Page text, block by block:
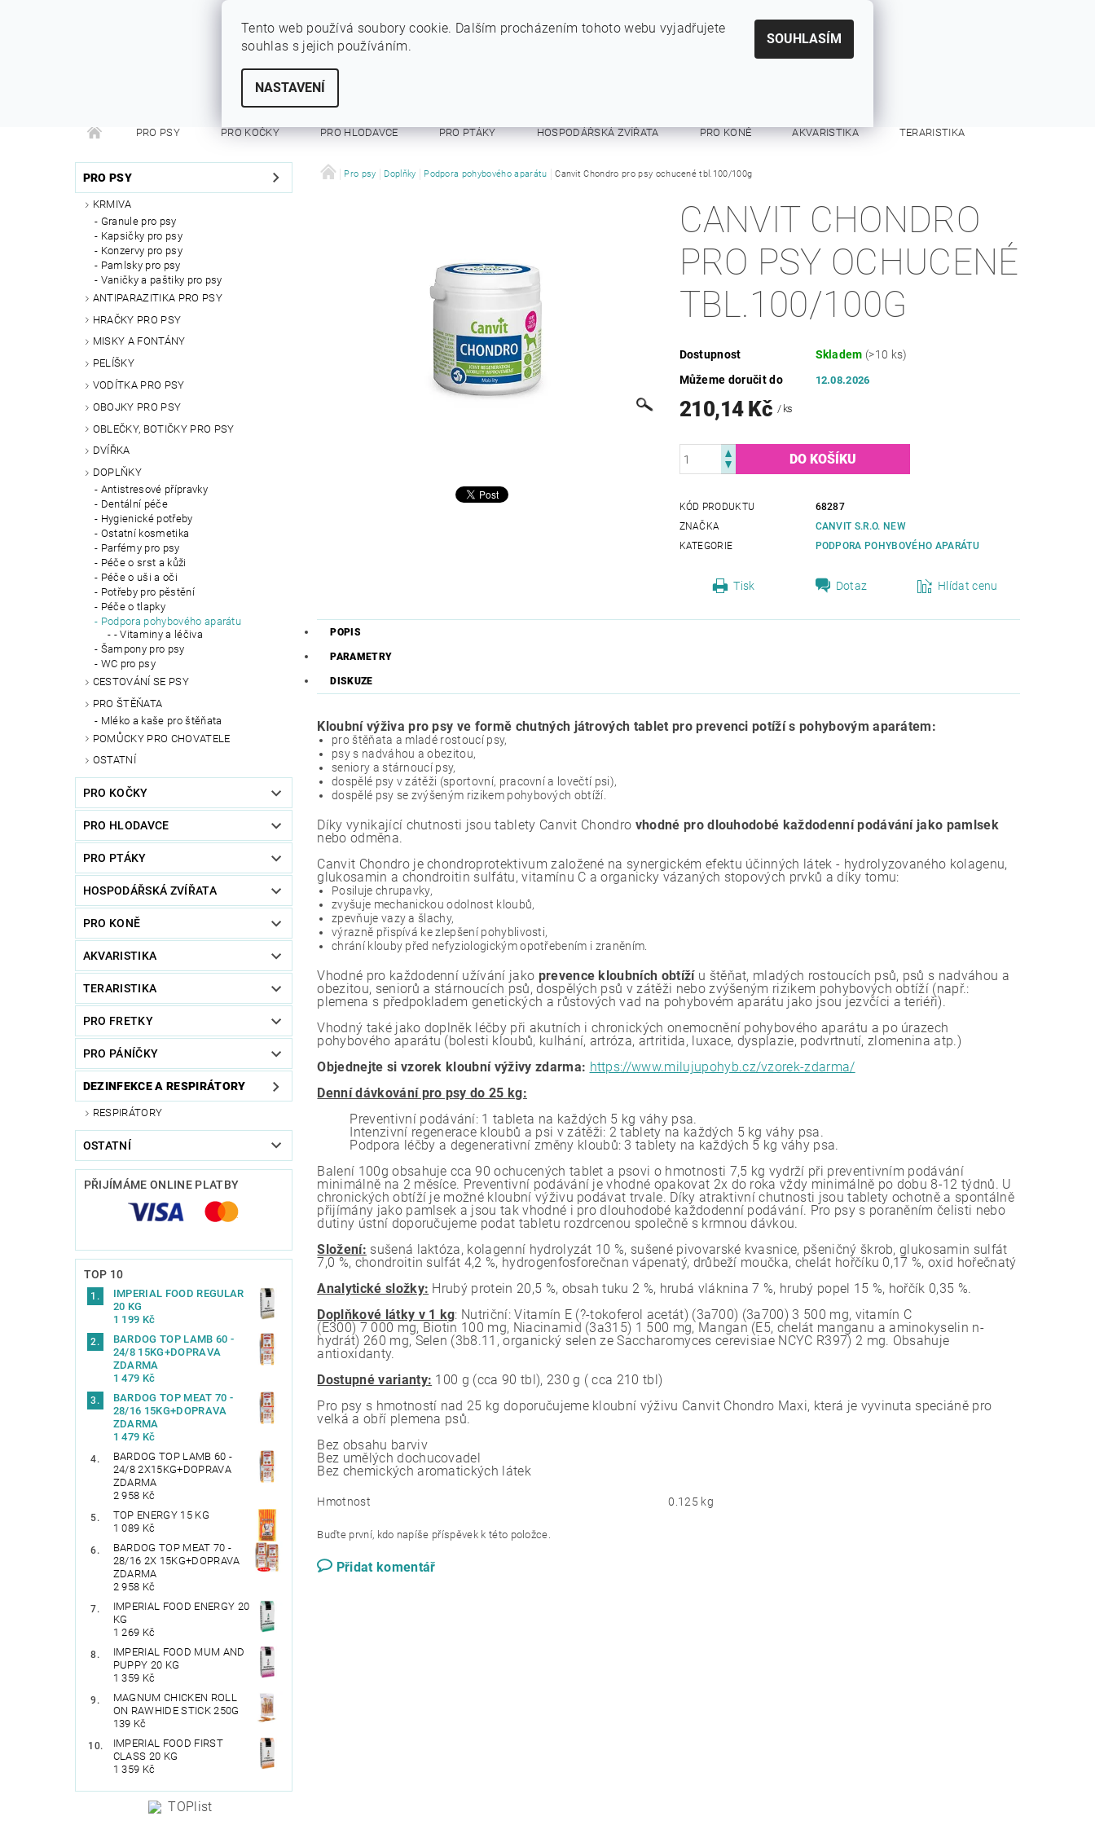
PRO PSY PRO KOČKY PRO HLODAVCE PRO PTÁKY HOSPODÁŘSKÁ ZVÍŘATA PRO KONĚ AKVARISTIKA TERARISTIKA
PRO FRETKY DEZINFEKCE A RESPIRÁTORY OSTATNÍ OBCHODNÍ PODMÍNKY KONTAKTY
PRO PSY
KRMIVA
Granule pro psy
Kapsičky pro psy
Konzervy pro psy
Pamlsky pro psy
Vaničky a paštiky pro psy
ANTIPARAZITIKA PRO PSY
HRAČKY PRO PSY
MISKY A FONTÁNY
PELÍŠKY
VODÍTKA PRO PSY
OBOJKY PRO PSY
OBLEČKY, BOTIČKY PRO PSY
DVÍŘKA
DOPLŇKY
Antistresové přípravky
Dentální péče
Hygienické potřeby
Ostatní kosmetika
Parfémy pro psy
Péče o srst a kůži
Péče o uši a oči
Potřeby pro pěstění
Péče o tlapky
Podpora pohybového aparátu
- Vitaminy a léčiva
Šampony pro psy
WC pro psy
CESTOVÁNÍ SE PSY
PRO ŠTĚŇATA
Mléko a kaše pro štěňata
POMŮCKY PRO CHOVATELE
OSTATNÍ
PRO KOČKY
PRO HLODAVCE
PRO PTÁKY
HOSPODÁŘSKÁ ZVÍŘATA
PRO KONĚ
AKVARISTIKA
TERARISTIKA
PRO FRETKY
PRO PÁNÍČKY
DEZINFEKCE A RESPIRÁTORY
RESPIRÁTORY
OSTATNÍ
PŘIJÍMÁME ONLINE PLATBY
TOP 10
IMPERIAL FOOD REGULAR
20 KG
1 199 Kč
BARDOG TOP LAMB 60 -
24/8 15KG+DOPRAVA
ZDARMA
1 479 Kč
BARDOG TOP MEAT 70 -
28/16 15KG+DOPRAVA
ZDARMA
1 479 Kč
BARDOG TOP LAMB 60 -
24/8 2X15KG+DOPRAVA
ZDARMA
2 958 Kč
TOP ENERGY 15 KG
1 089 Kč
BARDOG TOP MEAT 70 -
28/16 2X 15KG+DOPRAVA
ZDARMA
2 958 Kč
IMPERIAL FOOD ENERGY 20
KG
1 269 Kč
IMPERIAL FOOD MUM AND
PUPPY 20 KG
1 359 Kč
MAGNUM CHICKEN ROLL
ON RAWHIDE STICK 250G
139 Kč
IMPERIAL FOOD FIRST
CLASS 20 KG
1 359 Kč
Pro psy Doplňky Podpora pohybového aparátu Canvit Chondro pro psy ochucené tbl.100/100g
CANVIT CHONDRO
PRO PSY OCHUCENÉ
TBL.100/100G
Dostupnost Skladem (>10 ks)
Můžeme doručit do
12.08.2026
210,14 Kč / ks
KÓD PRODUKTU
68287
ZNAČKA
CANVIT S.R.O. NEW
KATEGORIE
PODPORA POHYBOVÉHO APARÁTU
Tisk Dotaz Hlídat cenu
POPIS
PARAMETRY
DISKUZE
Kloubní výživa pro psy ve formě chutných játrových tablet pro prevenci potíží s pohybovým aparátem:
pro štěňata a mladé rostoucí psy,
psy s nadváhou a obezitou,
seniory a stárnoucí psy,
dospělé psy v zátěži (sportovní, pracovní a lovečtí psi),
dospělé psy se zvýšeným rizikem pohybových obtíží.
Díky vynikající chutnosti jsou tablety Canvit Chondro vhodné pro dlouhodobé každodenní podávání jako pamlsek
nebo odměna.
Canvit Chondro je chondroprotektivum založené na synergickém efektu účinných látek - hydrolyzovaného kolagenu,
glukosamin a chondroitin sulfátu, vitamínu C a organicky vázaných stopových prvků a díky tomu:
Posiluje chrupavky,
zvyšuje mechanickou odolnost kloubů,
zpevňuje vazy a šlachy,
výrazně přispívá ke zlepšení pohyblivosti,
chrání klouby před nefyziologickým opotřebením i zraněním.
Vhodné pro každodenní užívání jako prevence kloubních obtíží u štěňat, mladých rostoucích psů, psů s nadváhou a
obezitou, seniorů a stárnoucích psů, dospělých psů v zátěži nebo zvýšeným rizikem pohybových obtíží (např.:
plemena s předpokladem genetických a růstových vad na pohybovém aparátu jako jsou jezvčíci a teriéři).
Vhodný také jako doplněk léčby při akutních i chronických onemocnění pohybového aparátu a po úrazech
pohybového aparátu (bolesti kloubů, kulhání, artróza, artritida, luxace, dysplazie, podvrtnutí, zlomenina atp.)
Objednejte si vzorek kloubní výživy zdarma: https://www.milujupohyb.cz/vzorek-zdarma/
Denní dávkování pro psy do 25 kg:
Preventivní podávání: 1 tableta na každých 5 kg váhy psa.
Intenzivní regenerace kloubů a psi v zátěži: 2 tablety na každých 5 kg váhy psa.
Podpora léčby a degenerativní změny kloubů: 3 tablety na každých 5 kg váhy psa.
Balení 100g obsahuje cca 90 ochucených tablet a psovi o hmotnosti 7,5 kg vydrží při preventivním podávání
minimálně na 2 měsíce. Preventivní podávání je vhodné opakovat 2x do roka vždy minimálně po dobu 8-12 týdnů. U
chronických obtíží je možné kloubní výživu podávat trvale. Díky atraktivní chutnosti jsou tablety ochotně a spontálně
přijímány jako pamlsek a jsou tak vhodné i pro dlouhodobé každodenní podávání. Pro psy s poraněním čelisti nebo
dutiny ústní doporučujeme podat tabletu rozdrcenou společně s krmnou dávkou.
Složení: sušená laktóza, kolagenní hydrolyzát 10 %, sušené pivovarské kvasnice, pšeničný škrob, glukosamin sulfát
7,0 %, chondroitin sulfát 4,2 %, hydrogenfosforečnan vápenatý, drůbeží moučka, chelát hořčíku 0,17 %, oxid hořečnatý
Analytické složky: Hrubý protein 20,5 %, obsah tuku 2 %, hrubá vláknina 7 %, hrubý popel 15 %, hořčík 0,35 %.
Doplňkové látky v 1 kg: Nutriční: Vitamín E (?-tokoferol acetát) (3a700) (3a700) 3 500 mg, vitamín C
(E300) 7 000 mg, Biotin 100 mg, Niacinamid (3a315) 1 500 mg, Mangan (E5, chelát manganu a aminokyselin n-
hydrát) 260 mg, Selen (3b8.11, organický selen ze Saccharomyces cerevisiae NCYC R397) 2 mg. Obsahuje
antioxidanty.
Dostupné varianty: 100 g (cca 90 tbl), 230 g ( cca 210 tbl)
Pro psy s hmotností nad 25 kg doporučujeme kloubní výživu Canvit Chondro Maxi, která je vyvinuta speciáně pro
velká a obří plemena psů.
Bez obsahu barviv
Bez umělých dochucovadel
Bez chemických aromatických látek
Hmotnost 0.125 kg
Buďte první, kdo napíše příspěvek k této položce.
Přidat komentář
Tento web používá soubory cookie. Dalším procházením tohoto webu vyjadřujete
souhlas s jejich používáním.
NASTAVENÍ
SOUHLASÍM